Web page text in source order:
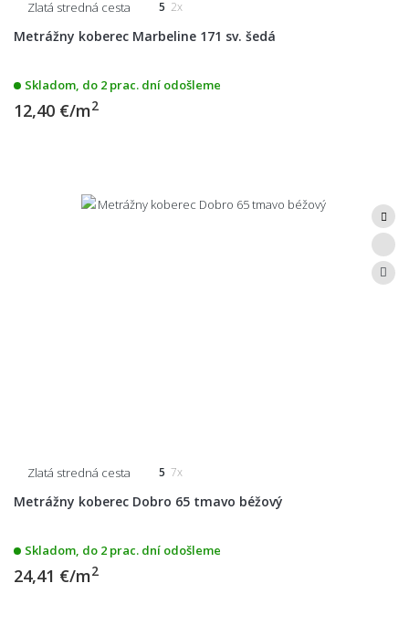
Zlatá stredná cesta 5 2x
Metrážny koberec Marbeline 171 sv. šedá
Skladom, do 2 prac. dní odošleme
12,40 €/m2
Zlatá stredná cesta 5 7x
Metrážny koberec Dobro 65 tmavo béžový
Skladom, do 2 prac. dní odošleme
24,41 €/m2